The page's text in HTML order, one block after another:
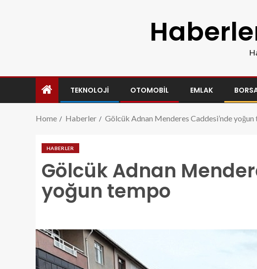
TEKNOLOJI OTOMOBIL EMLAK
Home Haberler Gölcük Adnan Menderes Caddesi’nde yoğun
HABERLER
Gölcük Adnan
yoğun tempo